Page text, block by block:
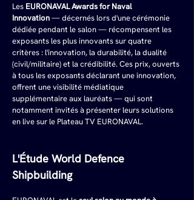
Les EURONAVAL Awards for Naval
Innovation — décernés lors d'une cérémonie
dédiée pendant le salon — récompensent les
exposants les plus innovants sur quatre
critères : l'innovation, la durabilité, la dualité
(civil/militaire) et la crédibilité. Ces prix, ouverts
à tous les exposants déclarant une innovation,
offrent une visibilité médiatique
supplémentaire aux lauréats — qui sont
notamment invités à présenter leurs solutions
en live sur le Plateau TV EURONAVAL.
L'Étude World Defence
Shipbuilding